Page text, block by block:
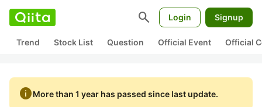
search Login Signup
Trend Stock List Question Official Event Official
infoMore than 1 year has passed since last update.